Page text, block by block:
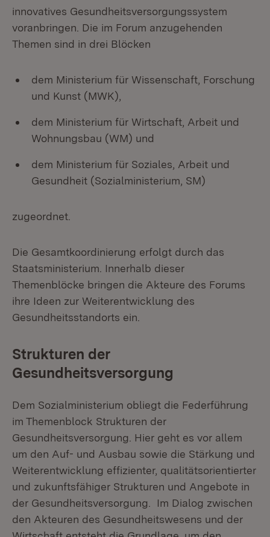
innovatives Gesundheitsversorgungssystem
voranbringen. Die im Forum anzugehenden
Themen sind in drei Blöcken
dem Ministerium für Wissenschaft, Forschung
und Kunst (MWK),
dem Ministerium für Wirtschaft, Arbeit und
Wohnungsbau (WM) und
dem Ministerium für Soziales, Arbeit und
Gesundheit (Sozialministerium, SM)
zugeordnet.
Die Gesamtkoordinierung erfolgt durch das
Staatsministerium. Innerhalb dieser
Themenblöcke bringen die Akteure des Forums
ihre Ideen zur Weiterentwicklung des
Gesundheitsstandorts ein.
Strukturen der
Gesundheitsversorgung
Dem Sozialministerium obliegt die Federführung
im Themenblock Strukturen der
Gesundheitsversorgung. Hier geht es vor allem
um den Auf- und Ausbau sowie die Stärkung und
Weiterentwicklung effizienter, qualitätsorientierter
und zukunftsfähiger Strukturen und Angebote in
der Gesundheitsversorgung. Im Dialog zwischen
den Akteuren des Gesundheitswesens und der